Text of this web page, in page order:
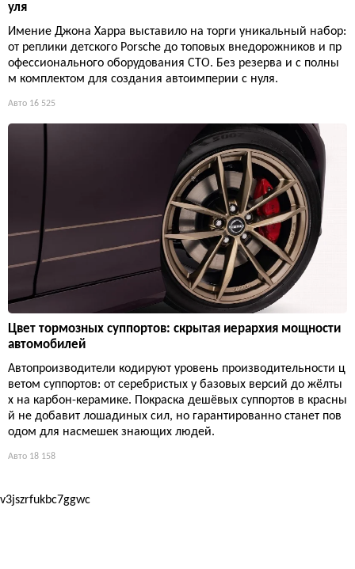
уля
Имение Джона Харра выставило на торги уникальный набор:
от реплики детского Porsche до топовых внедорожников и пр
офессионального оборудования СТО. Без резерва и с полны
м комплектом для создания автоимперии с нуля.
Авто 16 525
Цвет тормозных суппортов: скрытая иерархия мощности
автомобилей
Автопроизводители кодируют уровень производительности ц
ветом суппортов: от серебристых у базовых версий до жёлты
х на карбон-керамике. Покраска дешёвых суппортов в красны
й не добавит лошадиных сил, но гарантированно станет пов
одом для насмешек знающих людей.
Авто 18 158
v3jszrfukbc7ggwc